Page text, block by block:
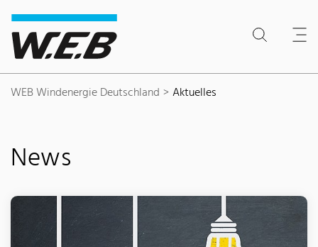
Inhaltsbereich
Suche
Hauptnavigation
Kontakt
Footer
WEB Windenergie Deutschland Aktuelles
News